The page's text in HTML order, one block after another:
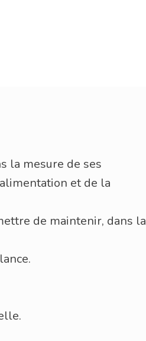
la mesure de ses
et de la
de maintenir, dans la